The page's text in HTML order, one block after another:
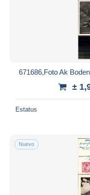
671686,Foto Ak
±
Estatus
Nuevo